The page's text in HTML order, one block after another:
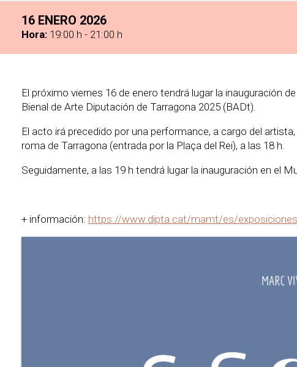
16 ENERO 2026
Hora: 19:00 h - 21:00 h
El próximo viernes 16 de enero tendrá lugar la inauguración
Bienal de Arte Diputación de Tarragona 2025 (BADt).
El acto irá precedido por una performance, a cargo del
roma de Tarragona (entrada por la Plaça del Rei), a las 18 h.
Seguidamente, a las 19 h tendrá lugar la inauguración en el
+ información: https://www.dipta.cat/mamt/es/